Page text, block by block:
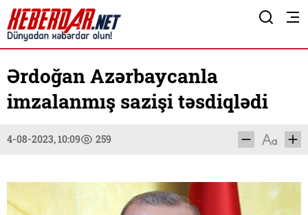
Ərdoğan Azərbaycanla
imzalanmış sazişi təsdiqlədi
4-08-2023, 10:09 259